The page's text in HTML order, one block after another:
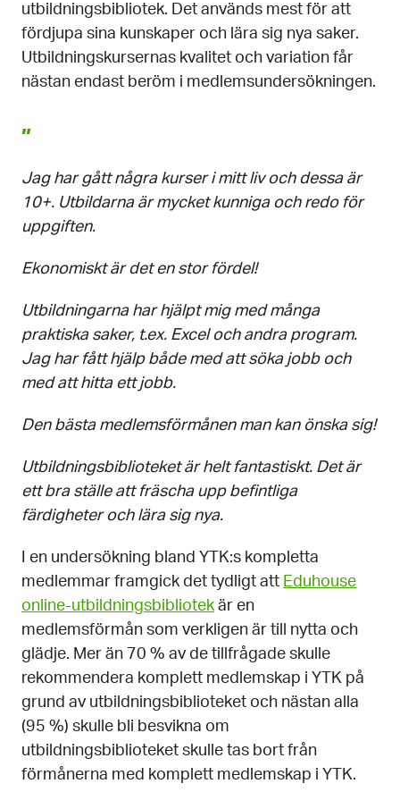
utbildningsbibliotek. Det används mest för att
fördjupa sina kunskaper och lära sig nya saker.
Utbildningskursernas kvalitet och variation får
nästan endast beröm i medlemsundersökningen.
”
Jag har gått några kurser i mitt liv och dessa är
10+. Utbildarna är mycket kunniga och redo för
uppgiften.
Ekonomiskt är det en stor fördel!
Utbildningarna har hjälpt mig med många
praktiska saker, t.ex. Excel och andra program.
Jag har fått hjälp både med att söka jobb och
med att hitta ett jobb.
Den bästa medlemsförmånen man kan önska sig!
Utbildningsbiblioteket är helt fantastiskt. Det är
ett bra ställe att fräscha upp befintliga
färdigheter och lära sig nya.
I en undersökning bland YTK:s kompletta
medlemmar framgick det tydligt att Eduhouse
online-utbildningsbibliotek är en
medlemsförmån som verkligen är till nytta och
glädje. Mer än 70 % av de tillfrågade skulle
rekommendera komplett medlemskap i YTK på
grund av utbildningsbiblioteket och nästan alla
(95 %) skulle bli besvikna om
utbildningsbiblioteket skulle tas bort från
förmånerna med komplett medlemskap i YTK.